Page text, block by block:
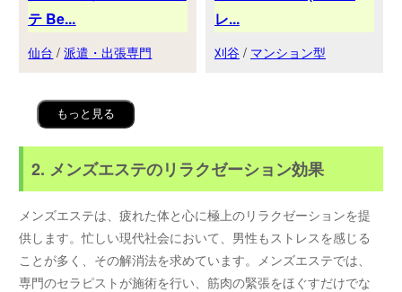
テ Be...
仙台 /派遣・出張専門
レ...
刈谷 / マンション型
もっと見る
2. メンズエステのリラクゼーション効果
メンズエステは、疲れた体と心に極上のリラクゼーションを提
供します。忙しい現代社会において、男性もストレスを感じる
ことが多く、その解消法を求めています。メンズエステでは、
専門のセラピストが施術を行い、筋肉の緊張をほぐすだけでな